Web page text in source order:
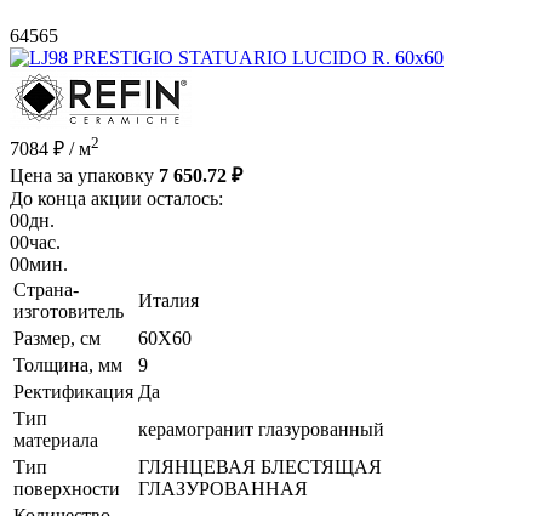
64565
7084 ₽ / м2
Цена за упаковку 7 650.72 ₽
До конца акции осталось:
00дн.
00час.
00мин.
Страна-
изготовитель
Италия
Размер, см
60X60
Толщина, мм
9
Ректификация Да
Тип
материала
керамогранит глазурованный
Тип
поверхности
ГЛЯНЦЕВАЯ БЛЕСТЯЩАЯ
ГЛАЗУРОВАННАЯ